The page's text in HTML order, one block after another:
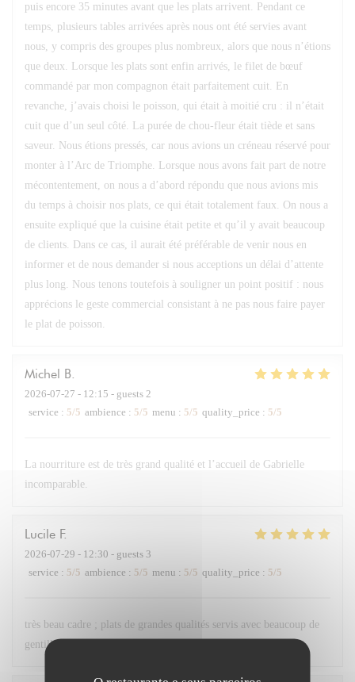
puis encore 35 minutes avant que les plats arrivent. Pendant ce
temps, plusieurs tables arrivées après nous ont été servies avant
nous, y compris des groupes plus nombreux, alors que nous n’étions
que deux. Lorsque les plats sont enfin arrivés, le filet de bœuf
commandé par mon compagnon était parfaitement cuit. En
revanche, j’avais choisi le poisson, qui était à moitié cru : il n’était
cuit que d’un seul côté. La purée de chou-fleur était tiède et sans
saveur. Nous étions pressés, car nous avions un créneau réservé pour
monter à l’Arc de Triomphe. Lorsque nous avons fait part de notre
mécontentement, on nous a d’abord répondu que nous avions mis
du temps à choisir nos plats, ce qui était totalement faux. On nous a
ensuite expliqué que la cuisine était petite et qu’il y avait beaucoup
de clients. Dans ce cas, il aurait été préférable de venir nous en
informer et de nous demander si nous acceptions un délai d’attente
plus long. Nous tenons toutefois à souligner un point positif : nous
apprécions le geste commercial consistant à ne pas nous faire payer
le plat de poisson.
Michel B
2026-07-27 - 12:15 - guests 2
service : 5/5 ambience : 5/5 menu : 5/5 quality_price : 5/5
La nourriture est de très grand qualité et l’accueil de Gabrielle
incomparable.
Lucile F
2026-07-29 - 12:30 - guests 3
service : 5/5 ambience : 5/5 menu : 5/5 quality_price : 5/5
très beau cadre ; plats de grandes qualités servis avec beaucoup de
gentillesse